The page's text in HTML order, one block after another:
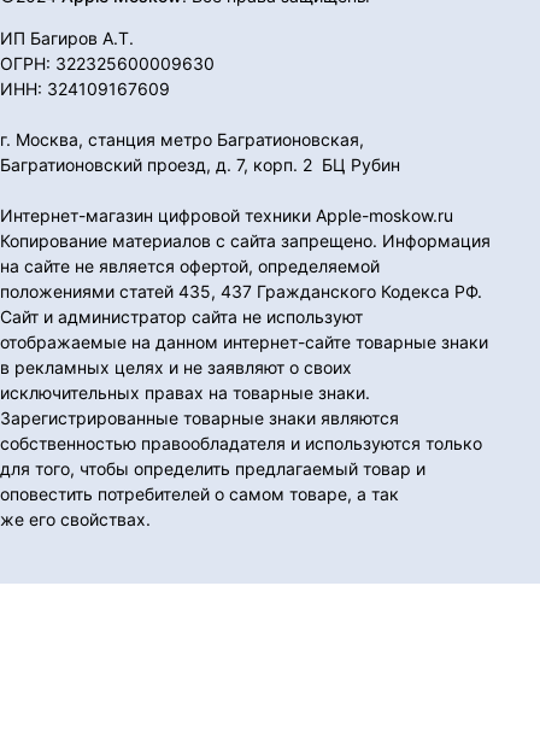
ИП Багиров А.Т.
ОГРН: 322325600009630
ИНН: 324109167609
г. Москва, станция метро Багратионовская,
Багратионовский проезд, д. 7, корп. 2 БЦ Рубин
Интернет-магазин цифровой техники Apple-moskow.ru
Копирование материалов с сайта запрещено. Информация
на сайте не является офертой, определяемой
положениями статей 435, 437 Гражданского Кодекса РФ.
Сайт и администратор сайта не используют
отображаемые на данном интернет-сайте товарные знаки
в рекламных целях и не заявляют о своих
исключительных правах на товарные знаки.
Зарегистрированные товарные знаки являются
собственностью правообладателя и используются только
для того, чтобы определить предлагаемый товар и
оповестить потребителей о самом товаре, а так
же его свойствах.